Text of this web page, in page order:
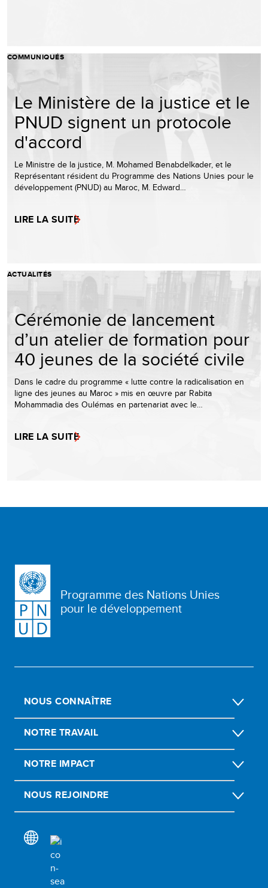
COMMUNIQUÉS
Le Ministère de la justice et le
PNUD signent un protocole
d'accord
Le Ministre de la justice, M. Mohamed Benabdelkader, et le
Représentant résident du Programme des Nations Unies pour le
développement (PNUD) au Maroc, M. Edward…
LIRE LA SUITE
ACTUALITÉS
Cérémonie de lancement
d’un atelier de formation pour
40 jeunes de la société civile
Dans le cadre du programme « lutte contre la radicalisation en
ligne des jeunes au Maroc » mis en œuvre par Rabita
Mohammadia des Oulémas en partenariat avec le…
LIRE LA SUITE
Programme des Nations Unies
pour le développement
NOUS CONNAÎTRE
NOTRE TRAVAIL
NOTRE IMPACT
NOUS REJOINDRE